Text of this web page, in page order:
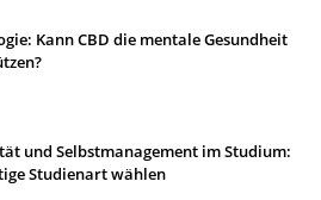
Kann CBD die mentale Gesundheit
und Selbstmanagement im Studium:
Studienart wählen